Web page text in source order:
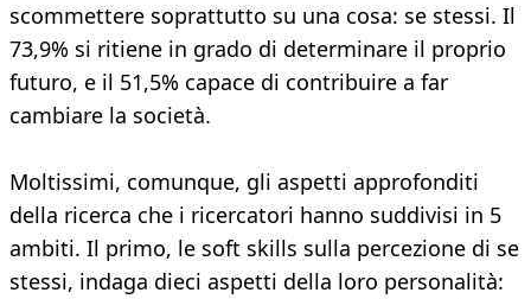
scommettere soprattutto su una cosa: se stessi. Il
73,9% si ritiene in grado di determinare il proprio
futuro, e il 51,5% capace di contribuire a far
cambiare la società.
Moltissimi, comunque, gli aspetti approfonditi
della ricerca che i ricercatori hanno suddivisi in 5
ambiti. Il primo, le soft skills sulla percezione di se
stessi, indaga dieci aspetti della loro personalità: